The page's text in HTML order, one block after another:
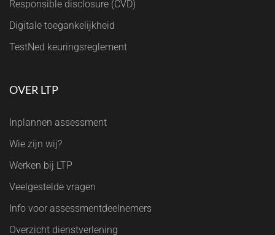
Responsible disclosure (CVD)
Digitale toegankelijkheid
TestNed keuringsreglement
OVER LTP
Inplannen assessment
Wie zijn wij?
Werken bij LTP
Veelgestelde vragen
Info voor assessmentdeelnemers
Overzicht dienstverlening